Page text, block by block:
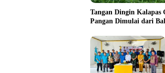
Tangan Dingin Kalapas
Pangan Dimulai dari